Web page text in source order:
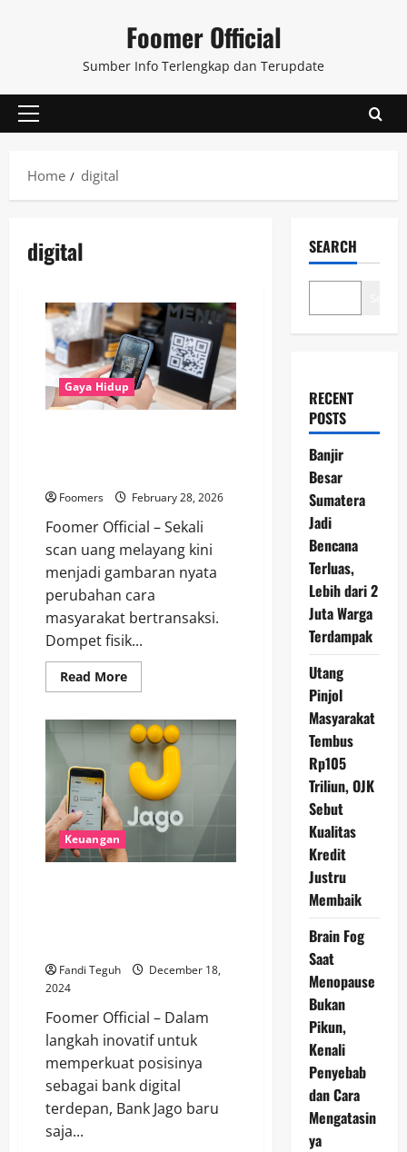
Foomer Official
Sumber Info Terlengkap dan Terupdate
Primary
Home
digital
digital
Gaya Hidup
Foomers February 28, 2026
Foomer Official – Sekali
scan uang melayang kini
menjadi gambaran nyata
perubahan cara
masyarakat bertransaksi.
Dompet fisik...
Read MoreRead
more
Scan,
Uang
Melayang:
Cashless
Praktis
atau
Bikin
Boros
di
Serba
Digital?
Keuangan
Fandi Teguh
December 18,
2024
Foomer Official – Dalam
langkah inovatif untuk
memperkuat posisinya
sebagai bank digital
terdepan, Bank Jago baru
saja...
SEARCH
RECENT
POSTS
Banjir
Besar
Sumatera
Jadi
Bencana
Terluas,
Lebih dari 2
Juta Warga
Terdampak
Utang
Pinjol
Masyarakat
Tembus
Rp105
Triliun, OJK
Sebut
Kualitas
Kredit
Justru
Membaik
Brain Fog
Saat
Menopause
Bukan
Pikun,
Kenali
Penyebab
dan Cara
Mengatasin
ya